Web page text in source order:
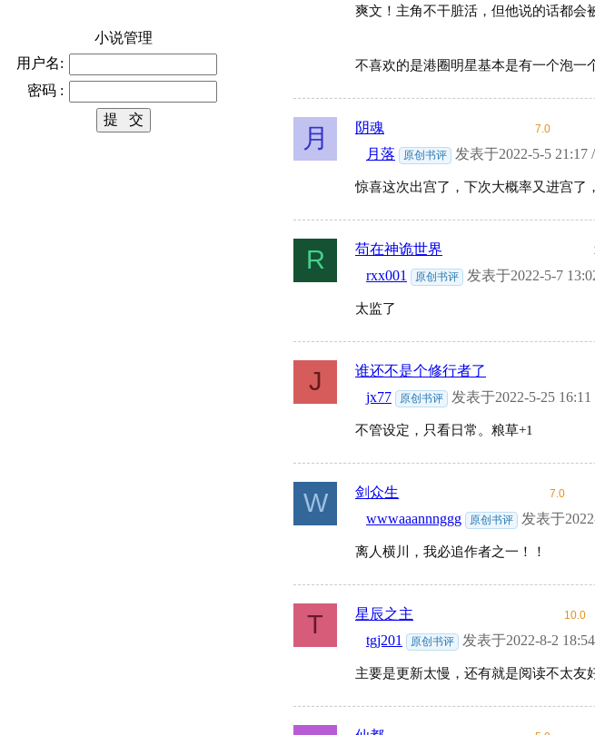
小说管理
用户名:
密码 :
爽文！主角不干脏活，但他说的话都会
不喜欢的是港圈明星基本是有一个泡一
月 阴魂 7.0
月落 原创书评 发表于2022-5-5
惊喜这次出宫了，下次大概率又进宫了
R 苟在神诡世界
rxx001 原创书评 发表于2022-5-7
太监了
J 谁还不是个修行者了
jx77 原创书评 发表于2022-5-25
不管设定，只看日常。粮草+1
W 剑众生 7.0
wwwaaannnggg 原创书评 发表于
离人横川，我必追作者之一！！
T 星辰之主 10.0
tgj201 原创书评 发表于2022-8-2
主要是更新太慢，还有就是阅读不太友